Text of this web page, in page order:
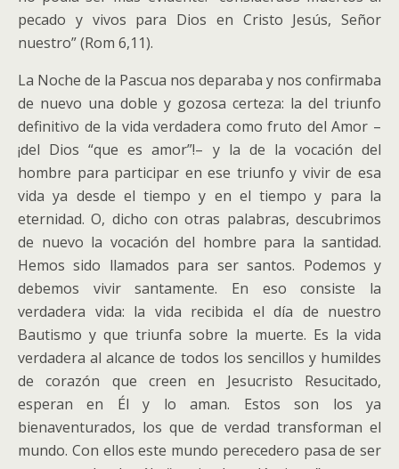
pecado y vivos para Dios en Cristo Jesús, Señor
nuestro” (Rom 6,11).
La Noche de la Pascua nos deparaba y nos confirmaba
de nuevo una doble y gozosa certeza: la del triunfo
definitivo de la vida verdadera como fruto del Amor –
¡del Dios “que es amor”!– y la de la vocación del
hombre para participar en ese triunfo y vivir de esa
vida ya desde el tiempo y en el tiempo y para la
eternidad. O, dicho con otras palabras, descubrimos
de nuevo la vocación del hombre para la santidad.
Hemos sido llamados para ser santos. Podemos y
debemos vivir santamente. En eso consiste la
verdadera vida: la vida recibida el día de nuestro
Bautismo y que triunfa sobre la muerte. Es la vida
verdadera al alcance de todos los sencillos y humildes
de corazón que creen en Jesucristo Resucitado,
esperan en Él y lo aman. Estos son los ya
bienaventurados, los que de verdad transforman el
mundo. Con ellos este mundo perecedero pasa de ser